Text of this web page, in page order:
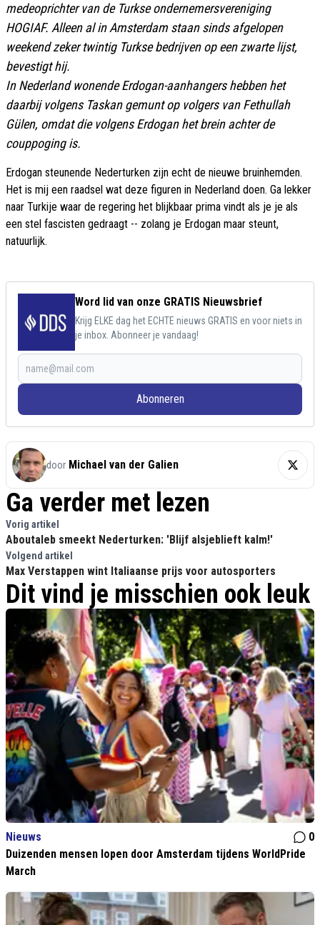
medeoprichter van de Turkse ondernemersvereniging
HOGIAF. Alleen al in Amsterdam staan sinds afgelopen
weekend zeker twintig Turkse bedrijven op een zwarte lijst,
bevestigt hij.
In Nederland wonende Erdogan-aanhangers hebben het
daarbij volgens Taskan gemunt op volgers van Fethullah
Gülen, omdat die volgens Erdogan het brein achter de
couppoging is.
Erdogan steunende Nederturken zijn echt de nieuwe bruinhemden.
Het is mij een raadsel wat deze figuren in Nederland doen. Ga lekker
naar Turkije waar de regering het blijkbaar prima vindt als je je als
een stel fascisten gedraagt -- zolang je Erdogan maar steunt,
natuurlijk.
Word lid van onze GRATIS Nieuwsbrief
Krijg ELKE dag het ECHTE nieuws GRATIS en voor niets in
je inbox. Abonneer je vandaag!
Abonneren
door Michael van der Galien
Ga verder met lezen
Vorig artikel
Aboutaleb smeekt Nederturken: 'Blijf alsjeblieft kalm!'
Volgend artikel
Max Verstappen wint Italiaanse prijs voor autosporters
Dit vind je misschien ook leuk
Nieuws
0
Duizenden mensen lopen door Amsterdam tijdens WorldPride
March